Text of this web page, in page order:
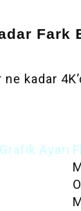
Fark
kadar
Ayarı